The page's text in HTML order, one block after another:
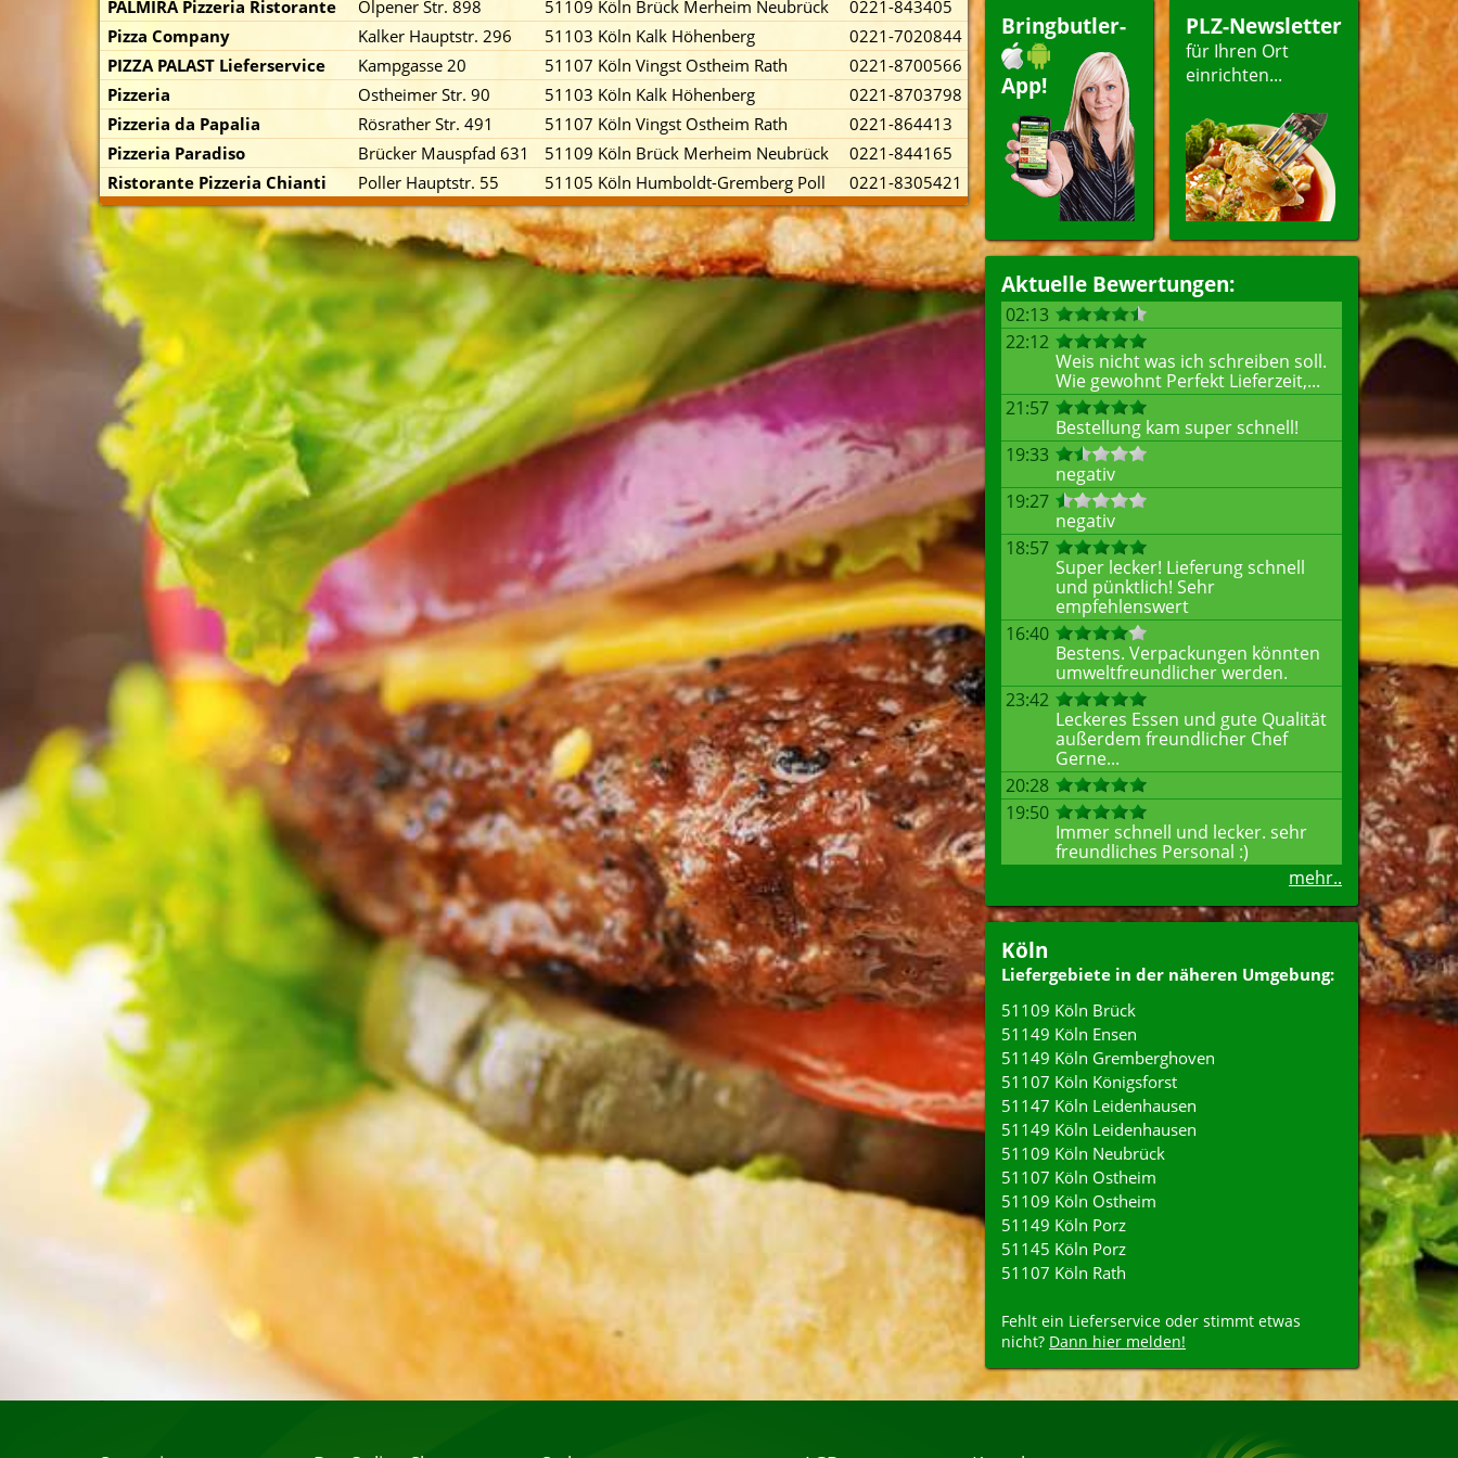
Bringbutler-
App!
PLZ-Newsletter
für Ihren Ort
einrichten...
Aktuelle Bewertungen:
02:13
22:12
Weis nicht was ich schreiben soll.
Wie gewohnt Perfekt Lieferzeit,...
21:57
Bestellung kam super schnell!
19:33
negativ
19:27
negativ
18:57
Super lecker! Lieferung schnell
und pünktlich! Sehr
empfehlenswert
16:40
Bestens. Verpackungen könnten
umweltfreundlicher werden.
23:42
Leckeres Essen und gute Qualität
außerdem freundlicher Chef
Gerne...
20:28
19:50
Immer schnell und lecker. sehr
freundliches Personal :)
mehr..
Köln
Liefergebiete in der näheren Umgebung:
51109 Köln Brück
51149 Köln Ensen
51149 Köln Gremberghoven
51107 Köln Königsforst
51147 Köln Leidenhausen
51149 Köln Leidenhausen
51109 Köln Neubrück
51107 Köln Ostheim
51109 Köln Ostheim
51149 Köln Porz
51145 Köln Porz
51107 Köln Rath
Fehlt ein Lieferservice oder stimmt etwas
nicht? Dann hier melden!
PALMIRA Pizzeria Ristorante
Olpener Str. 898 51109 Köln Brück Merheim Neubrück
0221-843405
Pizza Company
Kalker Hauptstr. 296 51103 Köln Kalk Höhenberg
0221-7020844
PIZZA PALAST Lieferservice
Kampgasse 20 51107 Köln Vingst Ostheim Rath
0221-8700566
Pizzeria
Ostheimer Str. 90 51103 Köln Kalk Höhenberg
0221-8703798
Pizzeria da Papalia
Rösrather Str. 491 51107 Köln Vingst Ostheim Rath
0221-864413
Pizzeria Paradiso
Brücker Mauspfad 631 51109 Köln Brück Merheim Neubrück
0221-844165
Ristorante Pizzeria Chianti
Poller Hauptstr. 55 51105 Köln Humboldt-Gremberg Poll 0221-8305421